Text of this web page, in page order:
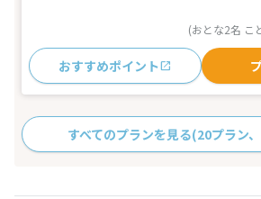
(おとな2名 こ
おすすめポイント
すべてのプランを見る(20プラン